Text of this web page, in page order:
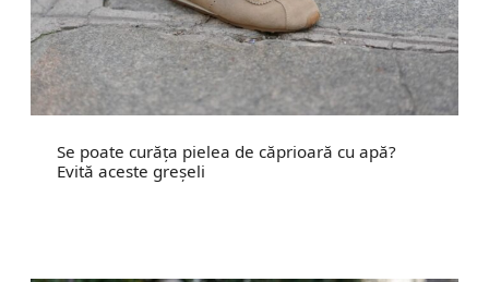
Se poate curăța pielea de căprioară cu apă?
Evită aceste greșeli